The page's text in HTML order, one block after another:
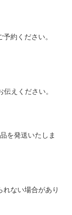
約ください。
えください。
を発送いたしま
ない場合があり